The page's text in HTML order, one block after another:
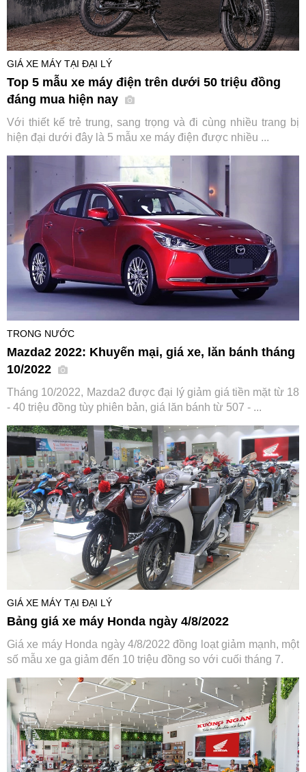
GIÁ XE MÁY TẠI ĐẠI LÝ
Top 5 mẫu xe máy điện trên dưới 50 triệu đồng
đáng mua hiện nay
Với thiết kế trẻ trung, sang trọng và đi cùng nhiều trang bị
hiện đại dưới đây là 5 mẫu xe máy điện được nhiều ...
TRONG NƯỚC
Mazda2 2022: Khuyến mại, giá xe, lăn bánh tháng
10/2022
Tháng 10/2022, Mazda2 được đại lý giảm giá tiền mặt từ 18
- 40 triệu đồng tùy phiên bản, giá lăn bánh từ 507 - ...
GIÁ XE MÁY TẠI ĐẠI LÝ
Bảng giá xe máy Honda ngày 4/8/2022
Giá xe máy Honda ngày 4/8/2022 đồng loạt giảm mạnh, một
số mẫu xe ga giảm đến 10 triệu đồng so với cuối tháng 7.